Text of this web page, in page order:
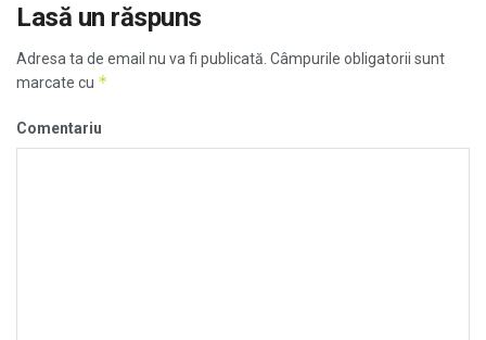
Lasă un răspuns
Adresa ta de email nu va fi publicată. Câmpurile obligatorii sunt
marcate cu *
Comentariu